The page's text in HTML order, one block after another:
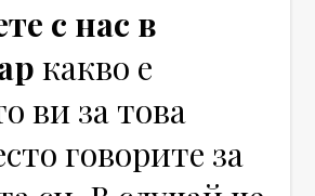
с нас в
какво е
ви за това
говорите за